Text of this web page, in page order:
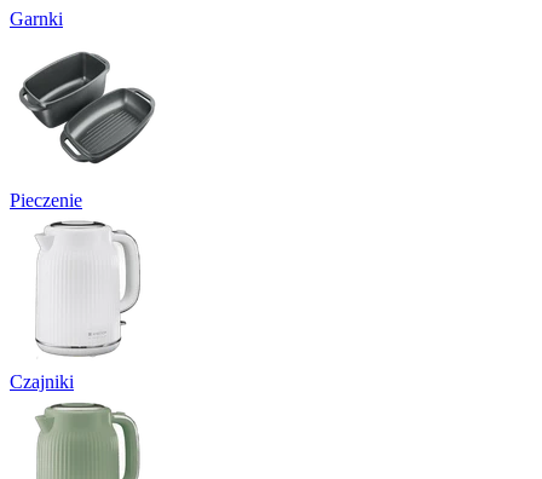
Garnki
Pieczenie
Czajniki